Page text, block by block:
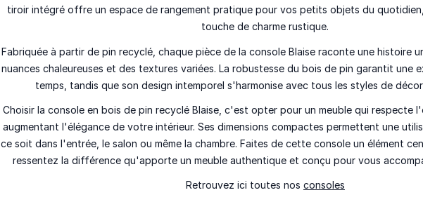
tiroir intégré offre un espace de rangement pratique pour vos petits objets du
touche de charme rustique.
Fabriquée à partir de pin recyclé, chaque pièce de la console Blaise raconte une histoire
nuances chaleureuses et des textures variées. La robustesse du bois de pin garantit une
temps , tandis que son design intemporel s'harmonise avec tous les styles de
Choisir la console en bois de pin recyclé Blaise, c'est opter pour un meuble qui respecte
augmentant l'élégance de votre intérieur. Ses dimensions compactes permettent une
ce soit dans l'entrée, le salon ou même la chambre. Faites de cette console un élément
ressentez la différence qu'apporte un meuble authentique etconçu pour vous
Retrouvez ici toutes nos consoles